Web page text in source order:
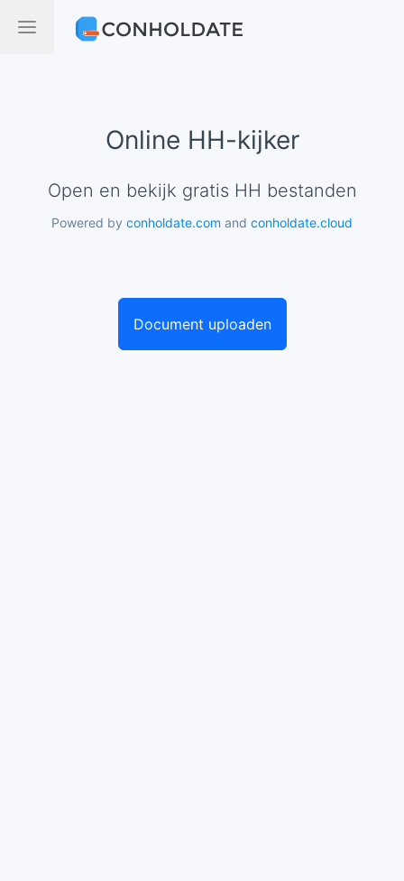
Online HH-kijker
Open en bekijk gratis HH bestanden
Powered by conholdate.com and conholdate.cloud
Document uploaden